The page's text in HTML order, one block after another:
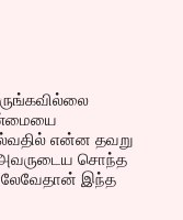
என்ன தவறு
அவருடைய சொந்த
இந்த